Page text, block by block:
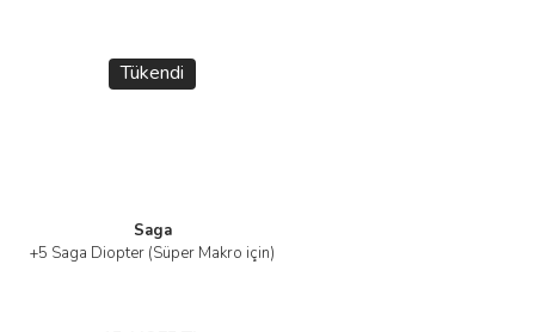
Tükendi
Saga
+5 Saga Diopter (Süper Makro için)